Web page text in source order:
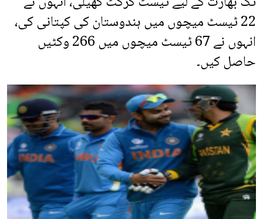
22 ٹیسٹ میچوں میں ہندوستان کی کپتانی کی،
انہوں نے 67 ٹیسٹ میچوں میں 266 وکٹیں
حاصل کیں۔